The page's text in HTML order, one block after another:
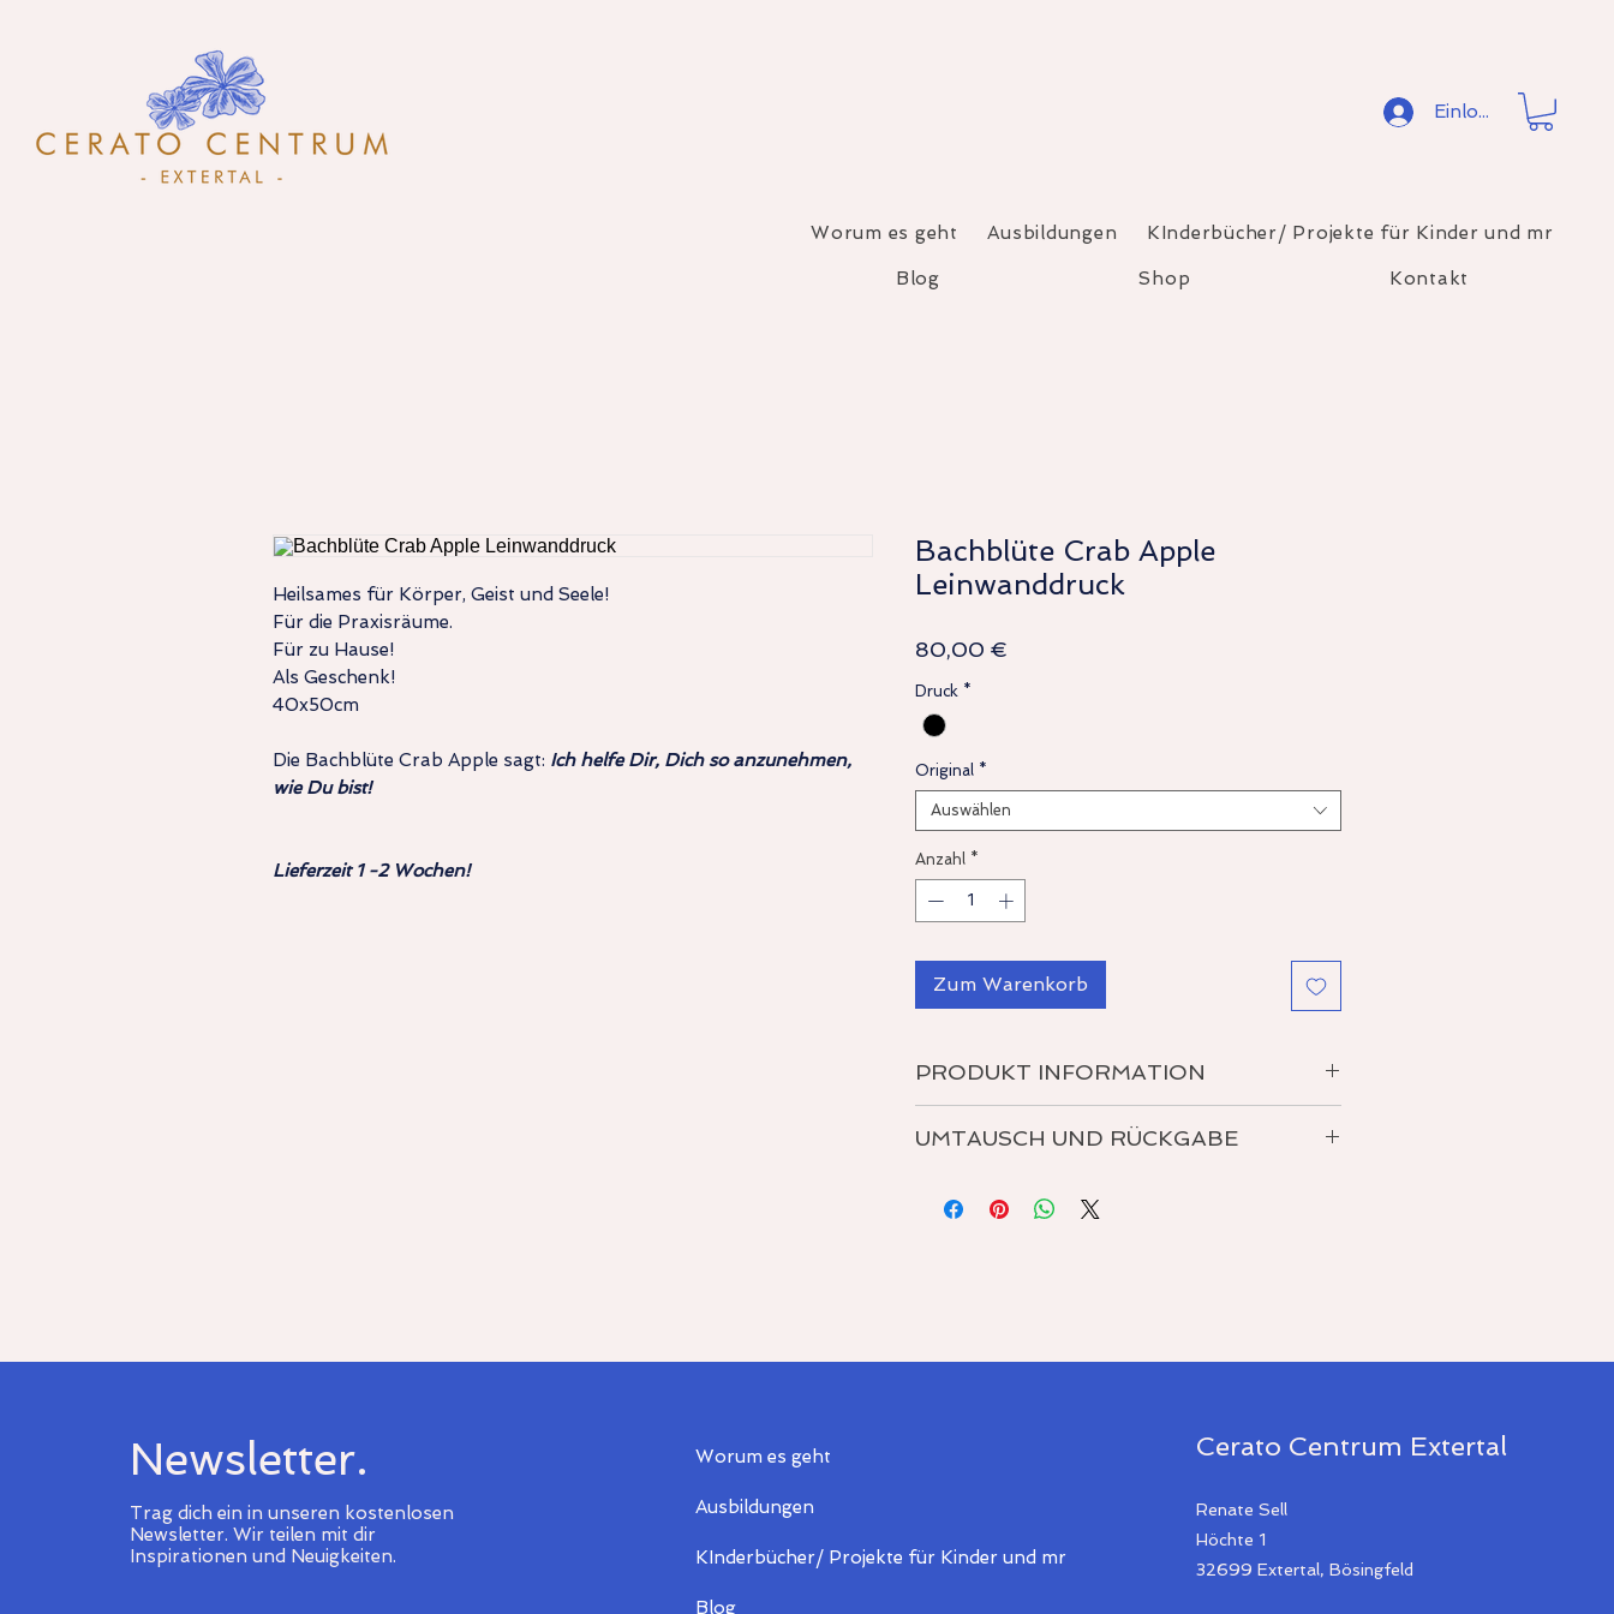
Einloggen
Worum es geht Ausbildungen KInderbücher/ Projekte für Kinder und mr
Blog Shop Kontakt
Heilsames für Körper, Geist und Seele!
Für die Praxisräume.
Für zu Hause!
Als Geschenk!
40x50cm
Die Bachblüte Crab Apple sagt: Ich helfe Dir, Dich so anzunehmen,
wie Du bist!
Lieferzeit 1 -2 Wochen!
Bachblüte Crab Apple
Leinwanddruck
80,00 €
Druck *
Original *
Auswählen
Anzahl *
Zum Warenkorb
PRODUKT INFORMATION
Format: 40cm x 50cm
UMTAUSCH UND RÜCKGABE
und Umtausch.
Newsletter.
Trag dich ein in unseren kostenlosen
Newsletter. Wir teilen mit dir
Inspirationen und Neuigkeiten.
Worum es geht
Ausbildungen
KInderbücher/ Projekte für Kinder und mr
Blog
Cerato Centrum Extertal
Renate Sell
Höchte 1
32699 Extertal, Bösingfeld